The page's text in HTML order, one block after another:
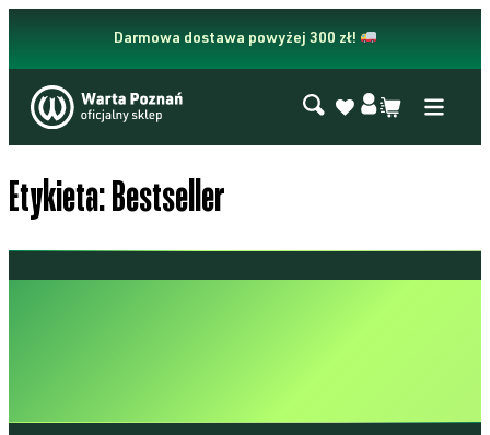
Darmowa dostawa powyżej 300 zł!
Etykieta: Bestseller
POZNAŃ •